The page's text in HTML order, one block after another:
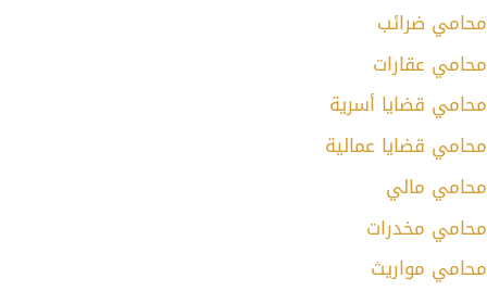
محامي ضرائب
محامي عقارات
محامي قضايا أسرية
محامي قضايا عمالية
محامي مالي
محامي مخدرات
محامي مواريث